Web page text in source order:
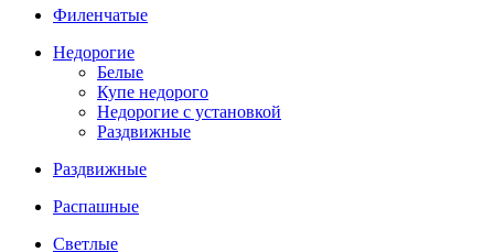
Филенчатые
Недорогие
Белые
Купе недорого
Недорогие с установкой
Раздвижные
Раздвижные
Распашные
Светлые